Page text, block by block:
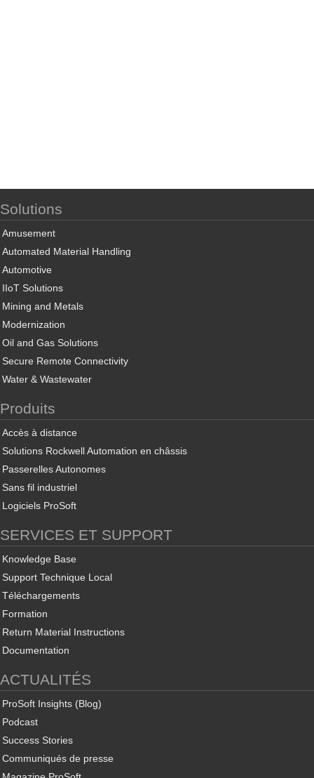
Solutions
Amusement
Automated Material Handling
Automotive
IIoT Solutions
Mining and Metals
Modernization
Oil and Gas Solutions
Secure Remote Connectivity
Water & Wastewater
Produits
Accès à distance
Solutions Rockwell Automation en châssis
Passerelles Autonomes
Sans fil industriel
Logiciels ProSoft
SERVICES ET SUPPORT
Knowledge Base
Support Technique Local
Téléchargements
Formation
Return Material Instructions
Documentation
ACTUALITÉS
ProSoft Insights (Blog)
Podcast
Success Stories
Communiqués de presse